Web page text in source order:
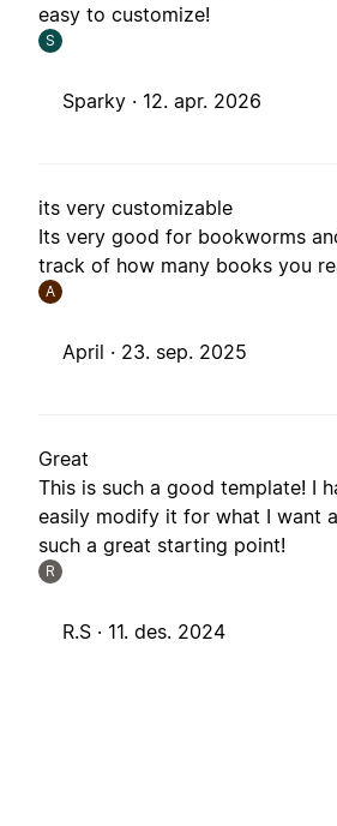
easy to customize!
S
Sparky · 12. apr. 2026
its very customizable
Its very good for bookworms
track of how many books you
A
April · 23. sep. 2025
Great
This is such a good template! I
easily modify it for what I want
such a great starting point!
R
R.S · 11. des. 2024